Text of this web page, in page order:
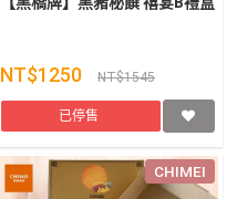
NT$1250 NT$1545
已停售
CHIMEI